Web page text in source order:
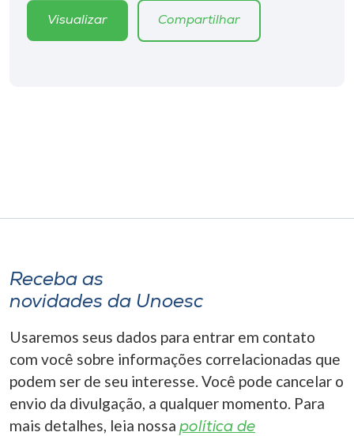
Rádio
o idioma
A-
Visualizar Compartilhar
Receba as
novidades da Unoesc
Usaremos seus dados para entrar em contato
com você sobre informações correlacionadas que
podem ser de seu interesse. Você pode cancelar o
envio da divulgação, a qualquer momento. Para
mais detalhes, leia nossa política de